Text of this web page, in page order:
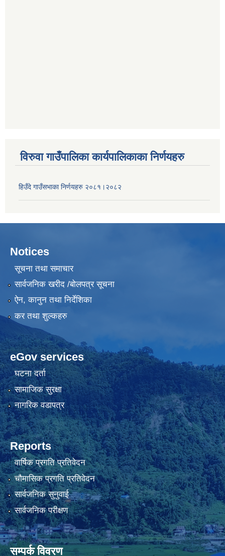
विरुवा गाउँपालिका कार्यपालिकाका निर्णयहरु
हिउँदे गाउँसभाका निर्णयहरु २०८१।२०८२
Notices
सूचना तथा समाचार
सार्वजनिक खरीद /बोलपत्र सूचना
ऐन, कानुन तथा निर्देशिका
कर तथा शुल्कहरु
eGov services
घटना दर्ता
सामाजिक सुरक्षा
नागरिक वडापत्र
Reports
वार्षिक प्रगति प्रतिवेदन
चौमासिक प्रगति प्रतिवेदन
सार्वजनिक सुनुवाई
सार्वजनिक परीक्षण
सम्पर्क विवरण